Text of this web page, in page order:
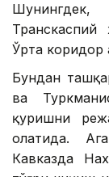
Ўрта коридор
Бундан
ва
қуришни
ҳолатида.
Кавказда